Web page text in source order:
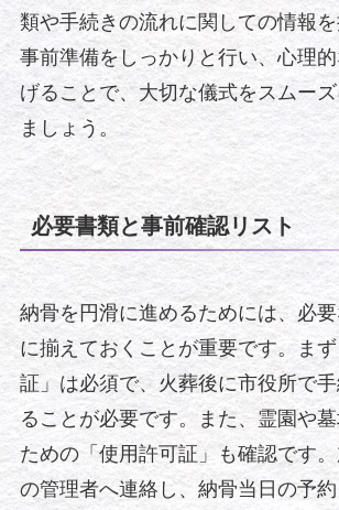
類や手続きの流れに関しての情報を
事前準備をしっかりと行い、心理
げることで、大切な儀式をスムー
ましょう。
必要書類と事前確認リスト
納骨を円滑に進めるためには、必
に揃えておくことが重要です。ま
証」は必須で、火葬後に市役所で
ることが必要です。また、霊園や
ための「使用許可証」も確認です
の管理者へ連絡し、納骨当日の予